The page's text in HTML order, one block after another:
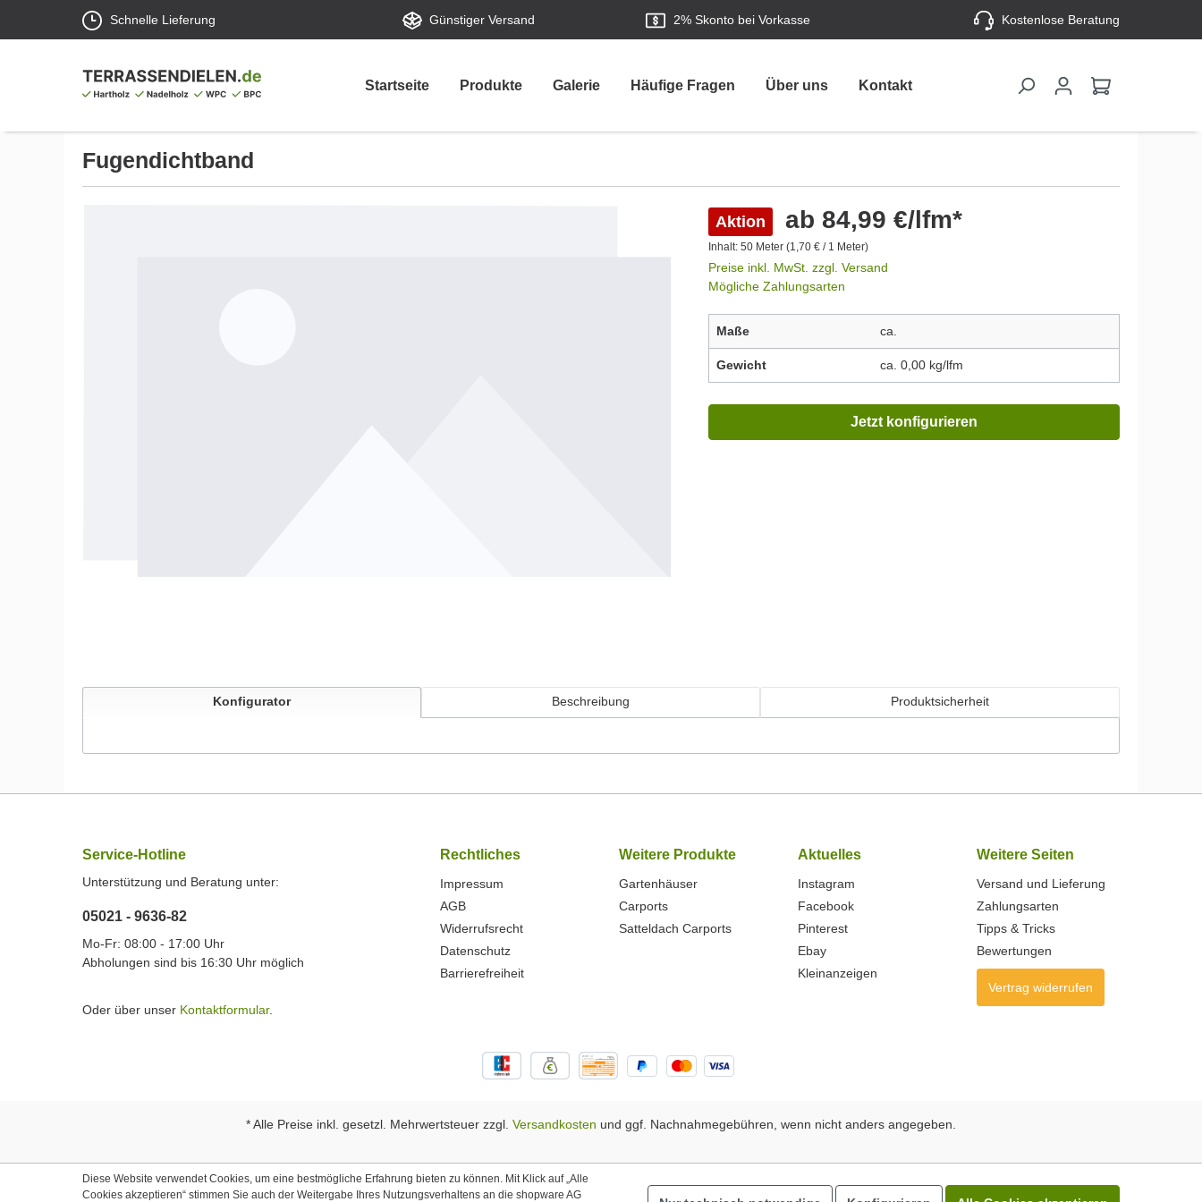
Schnelle Lieferung Günstiger Versand 2% Skonto bei Vorkasse Kostenlose Beratung
Startseite Produkte Galerie Häufige Fragen Über uns Kontakt
Fugendichtband
Aktion ab 84,99 €/lfm*
Inhalt: 50 Meter (1,70 € / 1 Meter)
Preise inkl. MwSt. zzgl. Versand
Mögliche Zahlungsarten
Maße ca.
Gewicht ca. 0,00 kg/lfm
Jetzt konfigurieren
Konfigurator Beschreibung Produktsicherheit
Service-Hotline
Unterstützung und Beratung unter:
05021 - 9636-82
Mo-Fr: 08:00 - 17:00 Uhr
Abholungen sind bis 16:30 Uhr möglich
Oder über unser Kontaktformular.
Rechtliches
Impressum
AGB
Widerrufsrecht
Datenschutz
Barrierefreiheit
Weitere Produkte
Gartenhäuser
Carports
Satteldach Carports
Aktuelles
Instagram
Facebook
Pinterest
Ebay
Kleinanzeigen
Weitere Seiten
Versand und Lieferung
Zahlungsarten
Tipps & Tricks
Bewertungen
Vertrag widerrufen
* Alle Preise inkl. gesetzl. Mehrwertsteuer zzgl. Versandkosten und ggf. Nachnahmegebühren, wenn nicht anders angegeben.
Diese Website verwendet Cookies, um eine bestmögliche Erfahrung bieten zu können. Mit Klick auf „Alle
Cookies akzeptieren“ stimmen Sie auch der Weitergabe Ihres Nutzungsverhaltens an die shopware AG